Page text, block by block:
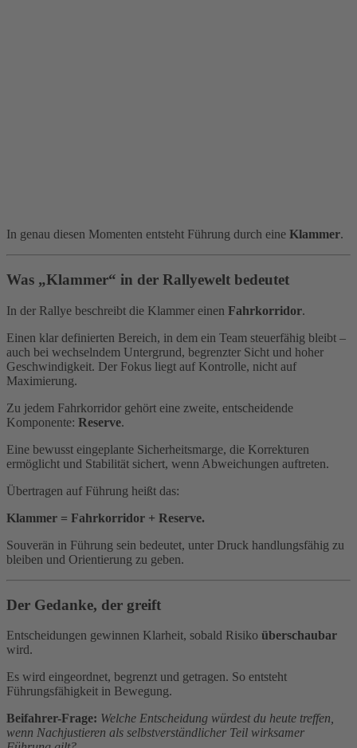
In genau diesen Momenten entsteht Führung durch eine Klammer.
Was „Klammer“ in der Rallyewelt bedeutet
In der Rallye beschreibt die Klammer einen Fahrkorridor.
Einen klar definierten Bereich, in dem ein Team steuerfähig bleibt –
auch bei wechselndem Untergrund, begrenzter Sicht und hoher
Geschwindigkeit. Der Fokus liegt auf Kontrolle, nicht auf
Maximierung.
Zu jedem Fahrkorridor gehört eine zweite, entscheidende
Komponente: Reserve.
Eine bewusst eingeplante Sicherheitsmarge, die Korrekturen
ermöglicht und Stabilität sichert, wenn Abweichungen auftreten.
Übertragen auf Führung heißt das:
Klammer = Fahrkorridor + Reserve.
Souverän in Führung sein bedeutet, unter Druck handlungsfähig zu
bleiben und Orientierung zu geben.
Der Gedanke, der greift
Entscheidungen gewinnen Klarheit, sobald Risiko überschaubar
wird.
Es wird eingeordnet, begrenzt und getragen. So entsteht
Führungsfähigkeit in Bewegung.
Beifahrer-Frage: Welche Entscheidung würdest du heute treffen,
wenn Nachjustieren als selbstverständlicher Teil wirksamer